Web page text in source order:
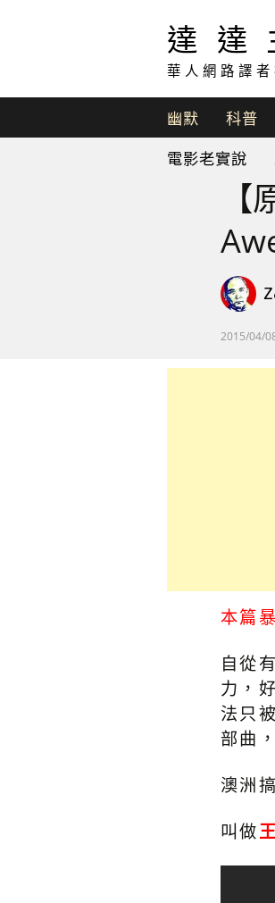
達達
華人網路譯
幽默
脫
口
科普
電影老實說
2015/04/
本篇
自從
力，
法只
部曲
澳洲
叫做